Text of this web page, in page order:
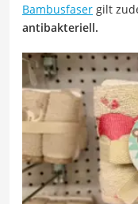
Bambusfaser gilt
antibakteriell.